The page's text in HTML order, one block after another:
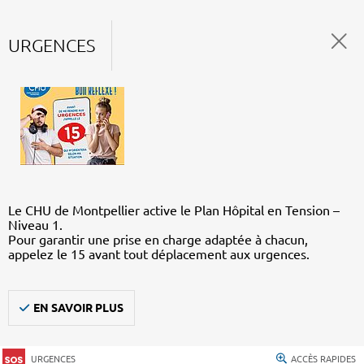
URGENCES
Le CHU de Montpellier active le Plan Hôpital en Tension –
Niveau 1.
Pour garantir une prise en charge adaptée à chacun,
appelez le 15 avant tout déplacement aux urgences.
EN SAVOIR PLUS
URGENCES ACCÈS RAPIDES